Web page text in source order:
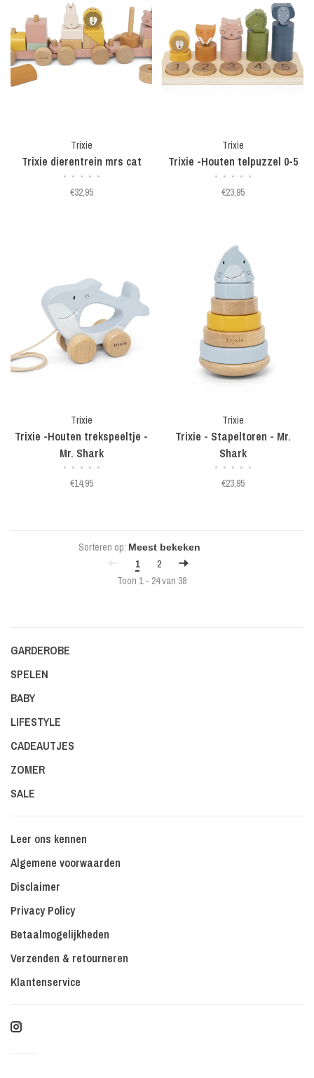
Trixie
Trixie dierentrein mrs cat
• • • • •
€32,95
Trixie
Trixie -Houten telpuzzel 0-5
• • • • •
€23,95
Trixie
Trixie -Houten trekspeeltje -
Mr. Shark
• • • • •
€14,95
Trixie
Trixie - Stapeltoren - Mr.
Shark
• • • • •
€23,95
Sorteren op:
1
2
Toon 1 - 24 van 38
GARDEROBE
SPELEN
BABY
LIFESTYLE
CADEAUTJES
ZOMER
SALE
Leer ons kennen
Algemene voorwaarden
Disclaimer
Privacy Policy
Betaalmogelijkheden
Verzenden & retourneren
Klantenservice